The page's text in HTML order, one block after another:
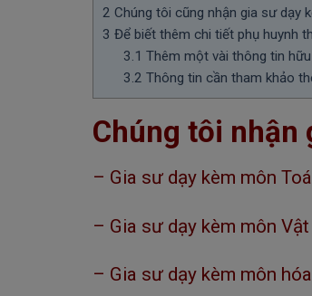
2 Chúng tôi cũng nhận gia sư dạy
3 Để biết thêm chi tiết phụ huynh
3.1 Thêm một vài thông tin
3.2 Thông tin cần tham khảo
Chúng tôi nhận
– Gia sư dạy kèm môn
– Gia sư dạy kèm môn
– Gia sư dạy kèm môn